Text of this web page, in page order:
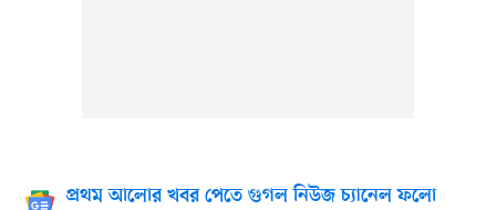
প্রথম আলোর খবর পেতে গুগল নিউজ চ্যানেল ফলো